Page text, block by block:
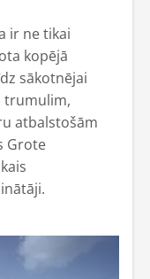
ir ne tikai
kopējā
sākotnējai
trumulim,
atbalstošām
Grote